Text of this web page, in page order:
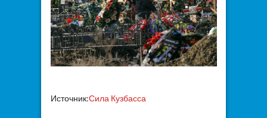
Источник:Сила Кузбасса